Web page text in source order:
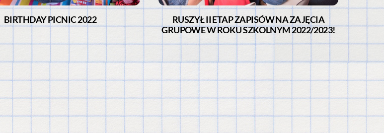
BIRTHDAY PICNIC 2022
RUSZYŁ II ETAP ZAPISÓW NA ZAJĘCIA
GRUPOWE W ROKU SZKOLNYM 2022/2023!